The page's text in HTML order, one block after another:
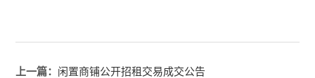
上一篇： 闲置商铺公开招租交易成交公告